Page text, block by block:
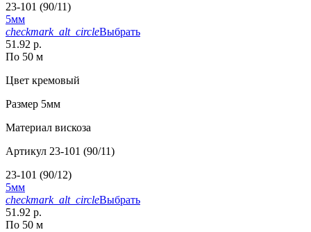
23-101 (90/11)
5мм
checkmark_alt_circleВыбрать
51.92 р.
По 50 м
Цвет кремовый
Размер 5мм
Материал вискоза
Артикул 23-101 (90/11)
23-101 (90/12)
5мм
checkmark_alt_circleВыбрать
51.92 р.
По 50 м